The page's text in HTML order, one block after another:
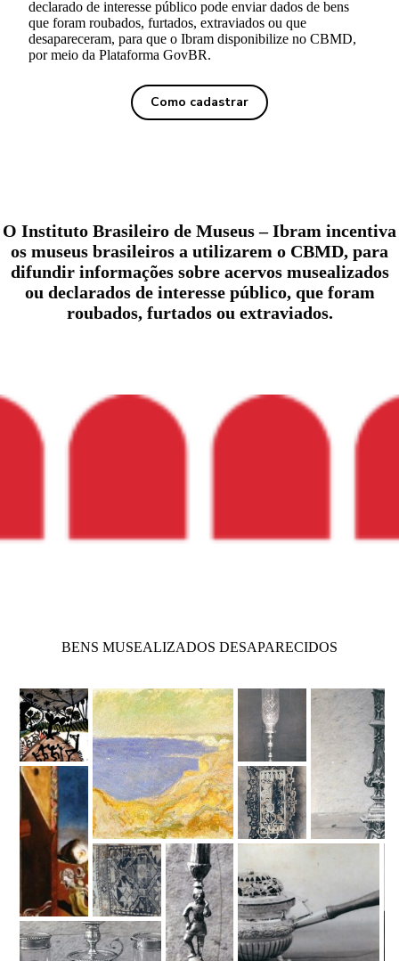
declarado de interesse público pode enviar dados de bens
que foram roubados, furtados, extraviados ou que
desapareceram, para que o Ibram disponibilize no CBMD,
por meio da Plataforma GovBR.
Como cadastrar
O Instituto Brasileiro de Museus – Ibram incentiva
os museus brasileiros a utilizarem o CBMD, para
difundir informações sobre acervos musealizados
ou declarados de interesse público, que foram
roubados, furtados ou extraviados.
BENS MUSEALIZADOS DESAPARECIDOS